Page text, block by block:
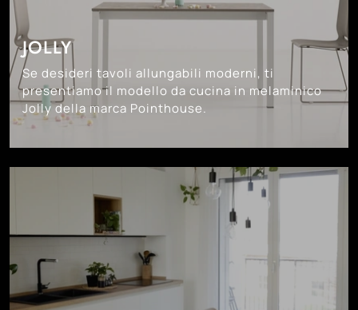
JOLLY
Se desideri tavoli allungabili moderni, ti
presentiamo il modello da cucina in melaminico
Jolly della marca Pointhouse.